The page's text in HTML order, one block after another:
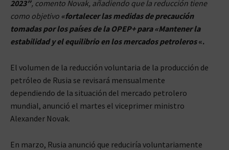
2023″, comento Novak, añadiendo que la reducción tiene
como objetivo «fortalecer las medidas de precaución
tomadas por los países de la OPEP+ para «Mantener la
estabilidad y el equilibrio en los mercados petroleros«.
El volumen de la reducción voluntaria de la producción de
petróleo de Rusia se revisará mensualmente
dependiendo de la situación del mercado petrolero
mundial, anunció el martes el viceprimer ministro
Alexander Novak.
En marzo, Rusia anunció que reduciría voluntariamente